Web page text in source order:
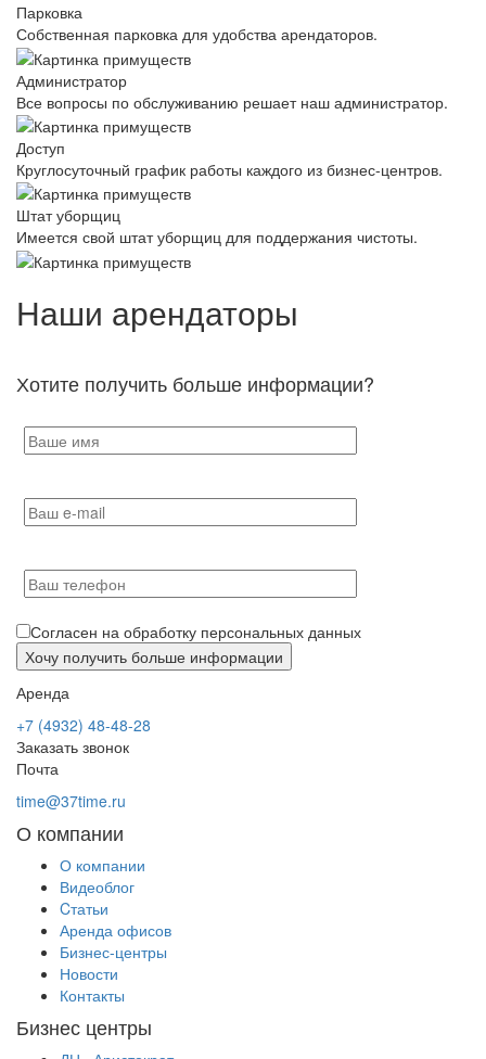
Парковка
Собственная парковка для удобства арендаторов.
Администратор
Все вопросы по обслуживанию решает наш администратор.
Доступ
Круглосуточный график работы каждого из бизнес-центров.
Штат уборщиц
Имеется свой штат уборщиц для поддержания чистоты.
Наши арендаторы
Хотите получить больше информации?
Согласен на обработку персональных данных
Аренда
+7 (4932) 48-48-28
Заказать звонок
Почта
time@37time.ru
О компании
О компании
Видеоблог
Cтатьи
Аренда офисов
Бизнес-центры
Новости
Контакты
Бизнес центры